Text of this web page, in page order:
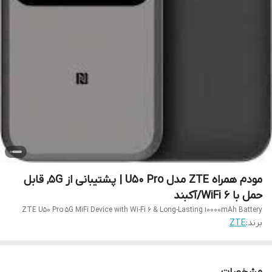
مودم همراه ZTE مدل U50 Pro | پشتیبانی از 5G, قابل
حمل با WiFi 6/آکبند
ZTE U50 Pro 5G MiFi Device with Wi-Fi 6 & Long-Lasting 10000mAh Battery
برند:ZTE